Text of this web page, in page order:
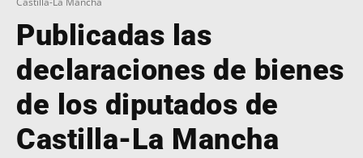
Publicadas las
declaraciones de bienes
de los diputados de
Castilla-La Mancha